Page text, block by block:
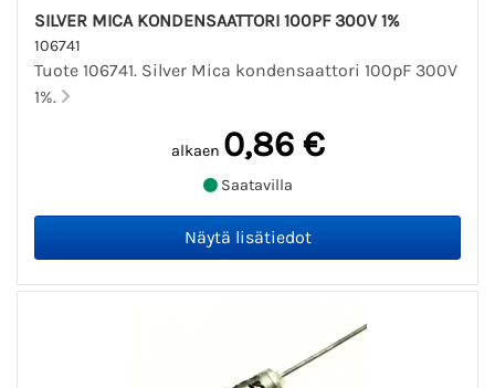
SILVER MICA KONDENSAATTORI 100PF 300V 1%
106741
Tuote 106741. Silver Mica kondensaattori 100pF 300V
1%.
alkaen 0,86 €
Saatavilla